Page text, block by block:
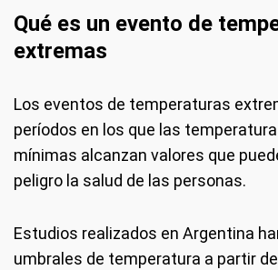
Qué es un evento de
extremas
Los eventos de temperaturas
períodos en los que las
mínimas alcanzan valores que
peligro la salud de las personas.
Estudios realizados en Argentina
umbrales de temperatura a partir